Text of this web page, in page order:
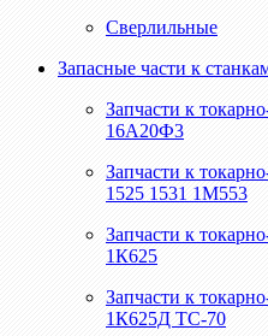
Сверлильные
Запасные части к
Запчасти к
16А20Ф3
Запчасти к
1525 1531 1М553
Запчасти к
1К625
Запчасти к
1К625Д ТС-70